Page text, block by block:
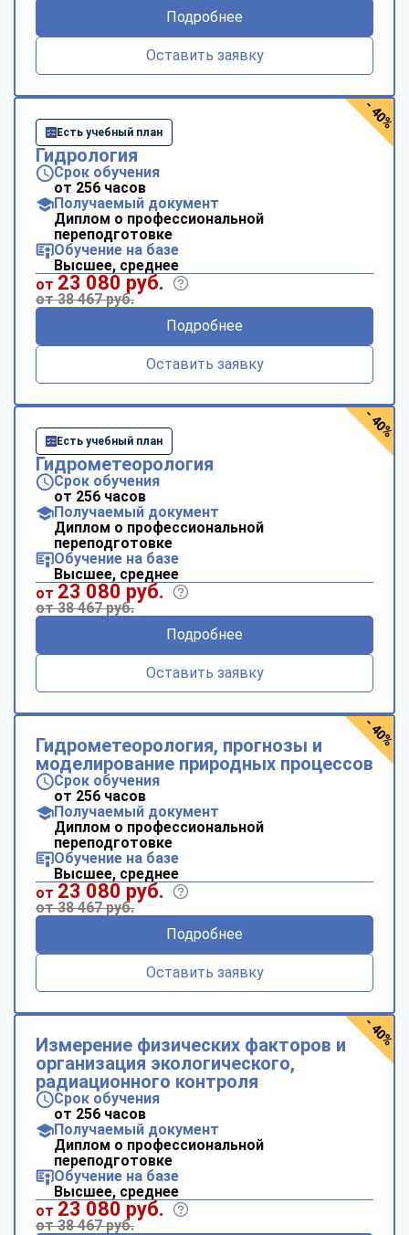
Подробнее
Оставить заявку
Есть учебный план
Гидрология
Срок обучения
от 256 часов
Получаемый документ
Диплом о профессиональной
переподготовке
Обучение на базе
Высшее, среднее
от 23 080 руб.
от 38 467 руб.
Подробнее
Оставить заявку
- 40%
Есть учебный план
Гидрометеорология
Срок обучения
от 256 часов
Получаемый документ
Диплом о профессиональной
переподготовке
Обучение на базе
Высшее, среднее
от 23 080 руб.
от 38 467 руб.
Подробнее
Оставить заявку
- 40%
Гидрометеорология, прогнозы и
моделирование природных процессов
Срок обучения
от 256 часов
Получаемый документ
Диплом о профессиональной
переподготовке
Обучение на базе
Высшее, среднее
от 23 080 руб.
от 38 467 руб.
Подробнее
Оставить заявку
- 40%
Измерение физических факторов и
организация экологического,
радиационного контроля
Срок обучения
от 256 часов
Получаемый документ
Диплом о профессиональной
переподготовке
Обучение на базе
Высшее, среднее
от 23 080 руб.
от 38 467 руб.
- 40%